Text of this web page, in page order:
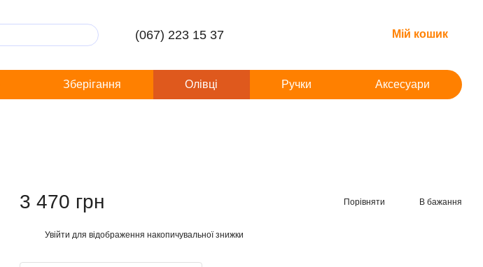
(067) 223 15 37 Мій кошик
Зберігання Олівці Ручки Аксесуари
3 470 грн Порівняти В бажання
Увійти для відображення накопичувальної знижки